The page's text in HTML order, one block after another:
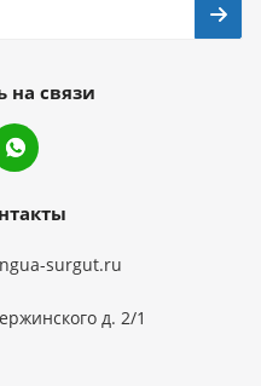
на связи
surgut.ru
д. 2/1